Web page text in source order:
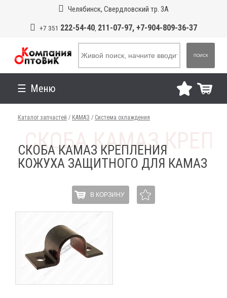
Челябинск, Свердловский тр. 3А
+7 351 222-54-40, 211-07-97, +7-904-809-36-37
ПОИСК
Меню
Каталог запчастей / КАМАЗ / Система охлаждения
СКОБА КАМАЗ КРЕПЛЕНИЯ
КОЖУХА ЗАЩИТНОГО ДЛЯ КАМАЗ
В КОРЗИНУ